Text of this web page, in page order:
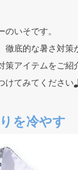
いそです。
徹底的な暑さ対策
アイテムをご紹
けてみてください
を冷やす